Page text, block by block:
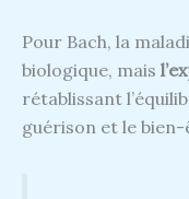
Pour Bach, la
biologique, mais
rétablissant
guérison et le